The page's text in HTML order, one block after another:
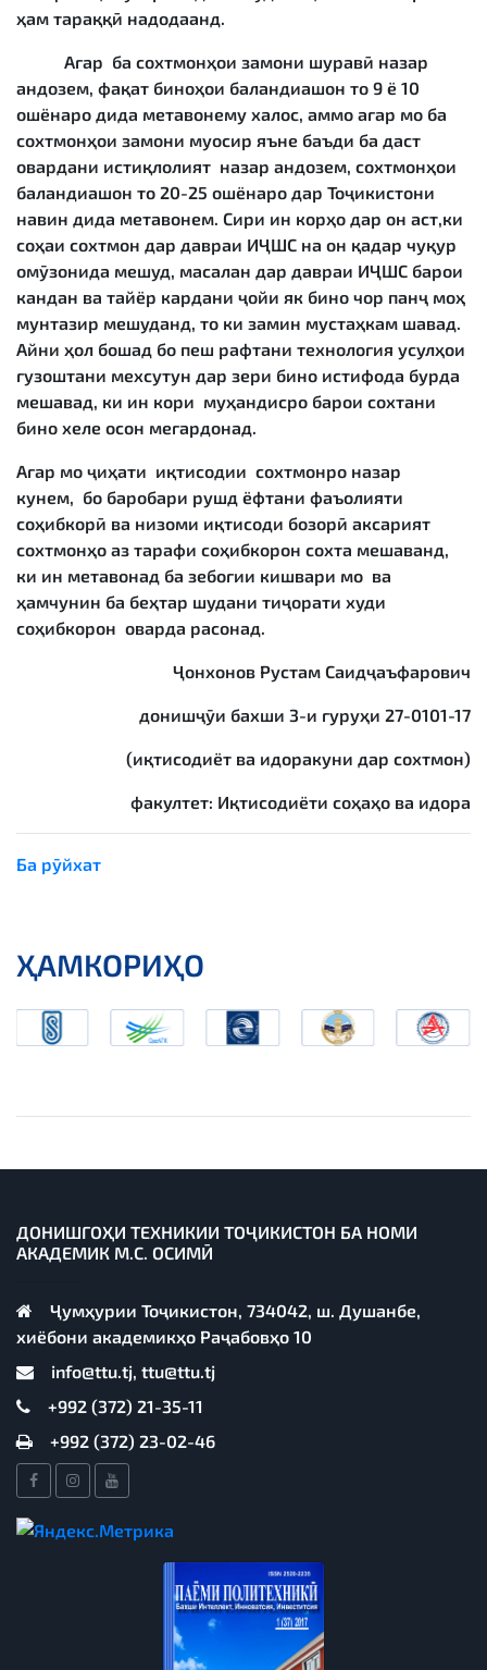
ҳам тараққӣ надодаанд.
Агар ба сохтмонҳои замони шуравӣ назар
андозем, фақат биноҳои баландиашон то 9 ё 10
ошёнаро дида метавонему халос, аммо агар мо ба
сохтмонҳои замони муосир яъне баъди ба даст
овардани истиқлолият назар андозем, сохтмонҳои
баландиашон то 20-25 ошёнаро дар Тоҷикистони
навин дида метавонем. Сири ин корҳо дар он аст,ки
соҳаи сохтмон дар давраи ИҶШС на он қадар чуқур
омӯзонида мешуд, масалан дар давраи ИҶШС барои
кандан ва тайёр кардани ҷойи як бино чор панҷ моҳ
мунтазир мешуданд, то ки замин мустаҳкам шавад.
Айни ҳол бошад бо пеш рафтани технология усулҳои
гузоштани мехсутун дар зери бино истифода бурда
мешавад, ки ин кори муҳандисро барои сохтани
бино хеле осон мегардонад.
Агар мо ҷиҳати иқтисодии сохтмонро назар
кунем, бо баробари рушд ёфтани фаъолияти
соҳибкорӣ ва низоми иқтисоди бозорӣ аксарият
сохтмонҳо аз тарафи соҳибкорон сохта мешаванд,
ки ин метавонад ба зебогии кишвари мо ва
ҳамчунин ба беҳтар шудани тиҷорати худи
соҳибкорон оварда расонад.
Ҷонхонов Рустам Саидҷаъфарович
донишҷӯи бахши 3-и гуруҳи 27-0101-17
(иқтисодиёт ва идоракуни дар сохтмон)
факултет: Иқтисодиёти соҳаҳо ва идора
Ба рӯйхат
ҲАМКОРИҲО
ДОНИШГОҲИ ТЕХНИКИИ ТОҶИКИСТОН БА НОМИ
АКАДЕМИК М.С. ОСИМӢ
Ҷумҳурии Тоҷикистон, 734042, ш. Душанбе,
хиёбони академикҳо Раҷабовҳо 10
info@ttu.tj, ttu@ttu.tj
+992 (372) 21-35-11
+992 (372) 23-02-46